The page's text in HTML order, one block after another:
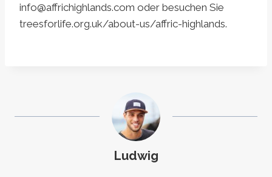
info@affrichighlands.com oder besuchen Sie
treesforlife.org.uk/about-us/affric-highlands.
Ludwig